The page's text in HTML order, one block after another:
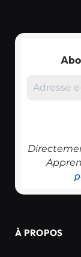
À PROPOS